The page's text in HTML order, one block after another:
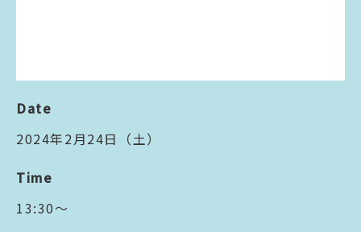
Date
2024年2月24日（土）
Time
13:30〜